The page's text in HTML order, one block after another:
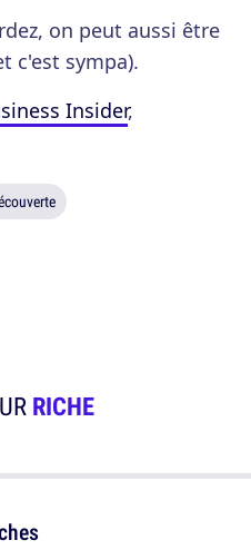
on peut aussi être
c'est sympa).
Insider,
RICHE